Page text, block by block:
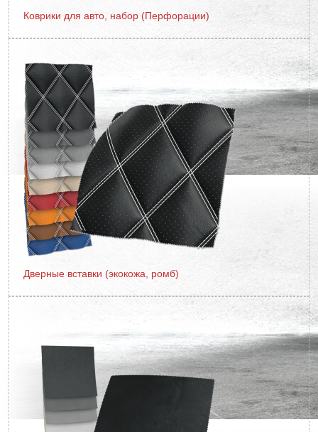
Коврики для авто, набор (Перфорации)
Дверные вставки (экокожа, ромб)